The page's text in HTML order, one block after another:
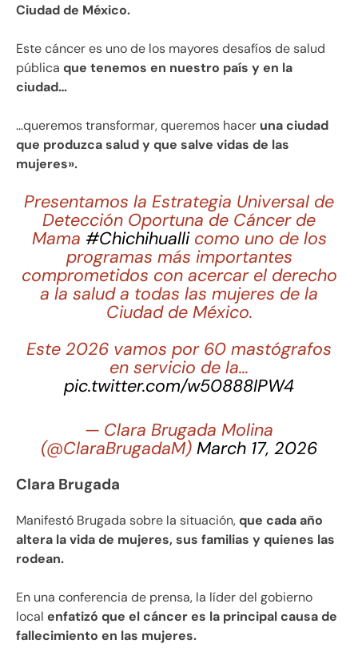
Ciudad de México.
Este cáncer es uno de los mayores desafíos de salud
pública que tenemos en nuestro país y en la
ciudad…
…queremos transformar, queremos hacer una ciudad
que produzca salud y que salve vidas de las
mujeres».
Presentamos la Estrategia Universal de
Detección Oportuna de Cáncer de
Mama #Chichihuallicomo uno de los
programas más importantes
comprometidos con acercar el derecho
a la salud a todas las mujeres de la
Ciudad de México.
Este 2026 vamos por 60 mastógrafos
en servicio de la…
pic.twitter.com/w50888IPW4
— Clara Brugada Molina
(@ClaraBrugadaM) March 17, 2026
Clara Brugada
Manifestó Brugada sobre la situación,que cada año
altera la vida de mujeres, sus familias y quienes las
rodean.
En una conferencia de prensa, la líder del gobierno
local enfatizó que el cáncer es la principal causa de
fallecimiento en las mujeres.